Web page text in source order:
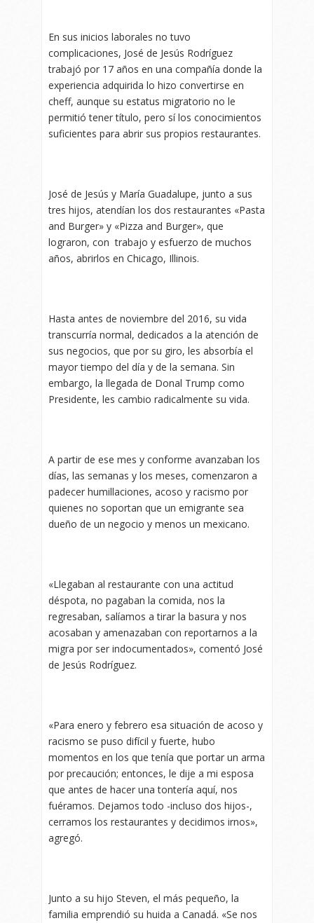
En sus inicios laborales no tuvo
complicaciones, José de Jesús Rodríguez
trabajó por 17 años en una compañía donde la
experiencia adquirida lo hizo convertirse en
cheff, aunque su estatus migratorio no le
permitió tener título, pero sí los conocimientos
suficientes para abrir sus propios restaurantes.
José de Jesús y María Guadalupe, junto a sus
tres hijos, atendían los dos restaurantes «Pasta
and Burger» y «Pizza and Burger», que
lograron, con trabajo y esfuerzo de muchos
años, abrirlos en Chicago, Illinois.
Hasta antes de noviembre del 2016, su vida
transcurría normal, dedicados a la atención de
sus negocios, que por su giro, les absorbía el
mayor tiempo del día y de la semana. Sin
embargo, la llegada de Donal Trump como
Presidente, les cambio radicalmente su vida.
A partir de ese mes y conforme avanzaban los
días, las semanas y los meses, comenzaron a
padecer humillaciones, acoso y racismo por
quienes no soportan que un emigrante sea
dueño de un negocio y menos un mexicano.
«Llegaban al restaurante con una actitud
déspota, no pagaban la comida, nos la
regresaban, salíamos a tirar la basura y nos
acosaban y amenazaban con reportarnos a la
migra por ser indocumentados», comentó José
de Jesús Rodríguez.
«Para enero y febrero esa situación de acoso y
racismo se puso difícil y fuerte, hubo
momentos en los que tenía que portar un arma
por precaución; entonces, le dije a mi esposa
que antes de hacer una tontería aquí, nos
fuéramos. Dejamos todo -incluso dos hijos-,
cerramos los restaurantes y decidimos irnos»,
agregó.
Junto a su hijo Steven, el más pequeño, la
familia emprendió su huida a Canadá. «Se nos